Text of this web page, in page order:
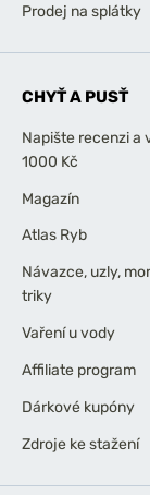
Prodej na splátky
CHYŤ A PUSŤ
Napište recenzi a
1000 Kč
Magazín
Atlas Ryb
Návazce, uzly,
triky
Vaření u vody
Affiliate program
Dárkové kupóny
Zdroje ke stažení